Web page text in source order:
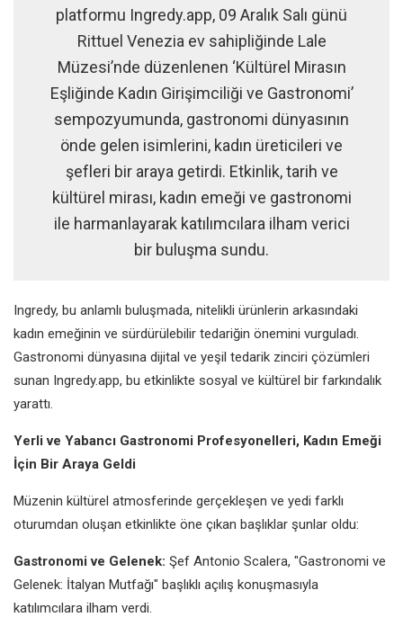
platformu Ingredy.app, 09 Aralık Salı günü
Rittuel Venezia ev sahipliğinde Lale
Müzesi’nde düzenlenen ‘Kültürel Mirasın
Eşliğinde Kadın Girişimciliği ve Gastronomi’
sempozyumunda, gastronomi dünyasının
önde gelen isimlerini, kadın üreticileri ve
şefleri bir araya getirdi. Etkinlik, tarih ve
kültürel mirası, kadın emeği ve gastronomi
ile harmanlayarak katılımcılara ilham verici
bir buluşma sundu.
Ingredy, bu anlamlı buluşmada, nitelikli ürünlerin arkasındaki
kadın emeğinin ve sürdürülebilir tedariğin önemini vurguladı.
Gastronomi dünyasına dijital ve yeşil tedarik zinciri çözümleri
sunan Ingredy.app, bu etkinlikte sosyal ve kültürel bir farkındalık
yarattı.
Yerli ve Yabancı Gastronomi Profesyonelleri, Kadın Emeği
İçin Bir Araya Geldi
Müzenin kültürel atmosferinde gerçekleşen ve yedi farklı
oturumdan oluşan etkinlikte öne çıkan başlıklar şunlar oldu:
Gastronomi ve Gelenek: Şef Antonio Scalera, "Gastronomi ve
Gelenek: İtalyan Mutfağı" başlıklı açılış konuşmasıyla
katılımcılara ilham verdi.